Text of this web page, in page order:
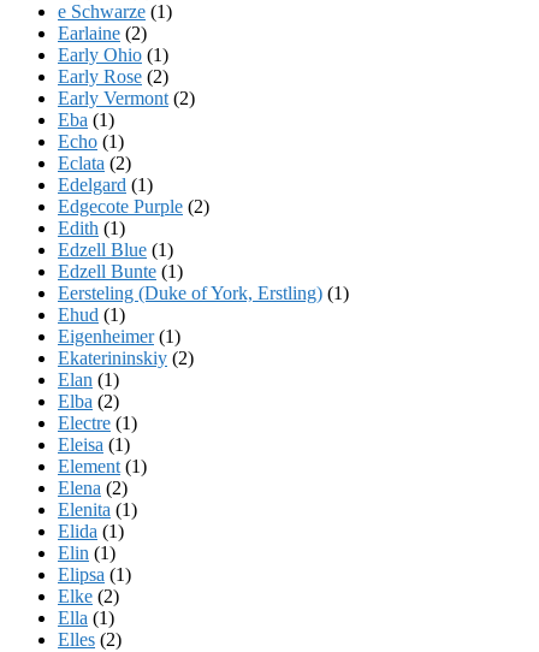
e Schwarze (1)
Earlaine (2)
Early Ohio (1)
Early Rose (2)
Early Vermont (2)
Eba (1)
Echo (1)
Eclata (2)
Edelgard (1)
Edgecote Purple (2)
Edith (1)
Edzell Blue (1)
Edzell Bunte (1)
Eersteling (Duke of York, Erstling) (1)
Ehud (1)
Eigenheimer(1)
Ekaterininskiy (2)
Elan (1)
Elba (2)
Electre (1)
Eleisa (1)
Element (1)
Elena (2)
Elenita (1)
Elida (1)
Elin (1)
Elipsa (1)
Elke (2)
Ella (1)
Elles (2)